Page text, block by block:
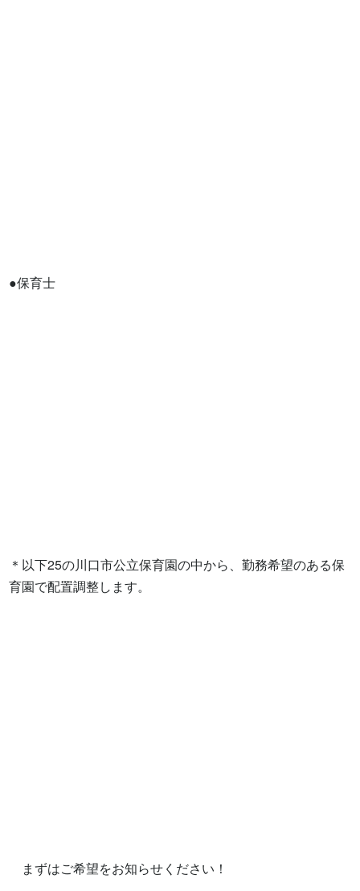
●保育士
＊以下25の川口市公立保育園の中から、勤務希望のある保
育園で配置調整します。
まずはご希望をお知らせください！